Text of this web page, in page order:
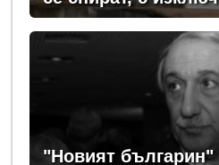
"Козлодуй"?
"Новият българин"